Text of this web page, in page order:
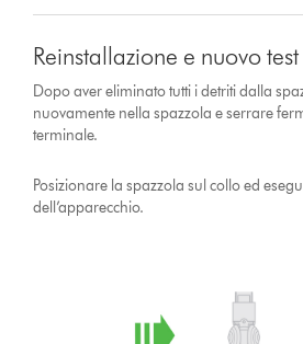
Reinstallazione e nuovo test
Dopo aver eliminato tutti i detriti dalla
nuovamente nella spazzola e serrare
terminale.
Posizionare la spazzola sul collo ed
dell’apparecchio.